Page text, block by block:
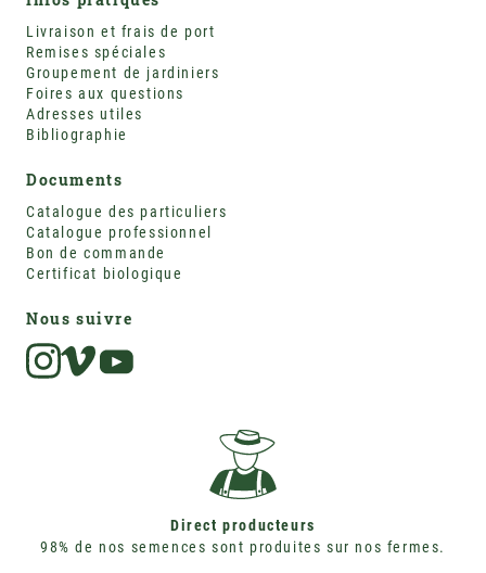
Livraison et frais de port
Remises spéciales
Groupement de jardiniers
Foires aux questions
Adresses utiles
Bibliographie
Documents
Catalogue des particuliers
Catalogue professionnel
Bon de commande
Certificat biologique
Nous suivre
Direct producteurs
98% de nos semences sont produites sur nos fermes.